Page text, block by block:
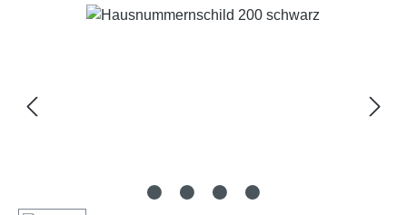
Bildergalerie überspringen